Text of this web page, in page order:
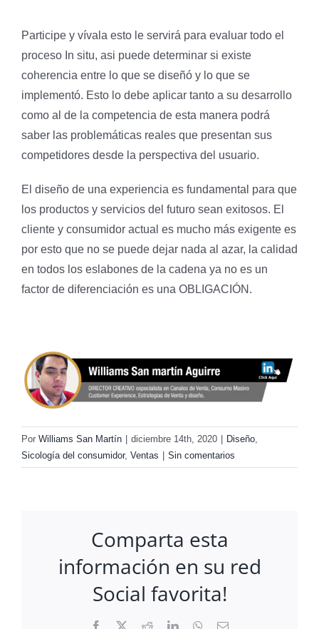
Participe y vívala esto le servirá para evaluar todo el
proceso In situ, asi puede determinar si existe
coherencia entre lo que se diseñó y lo que se
implementó. Esto lo debe aplicar tanto a su desarrollo
como al de la competencia de esta manera podrá
saber las problemáticas reales que presentan sus
competidores desde la perspectiva del usuario.
El diseño de una experiencia es fundamental para que
los productos y servicios del futuro sean exitosos. El
cliente y consumidor actual es mucho más exigente es
por esto que no se puede dejar nada al azar, la calidad
en todos los eslabones de la cadena ya no es un
factor de diferenciación es una OBLIGACIÓN.
Por Williams San Martín | diciembre 14th, 2020 | Diseño
Sicología del consumidor, Ventas | Sin comentarios
Comparta esta
información en su red
Social favorita!
Facebook RedditLinkedInWhatsApp
Correo